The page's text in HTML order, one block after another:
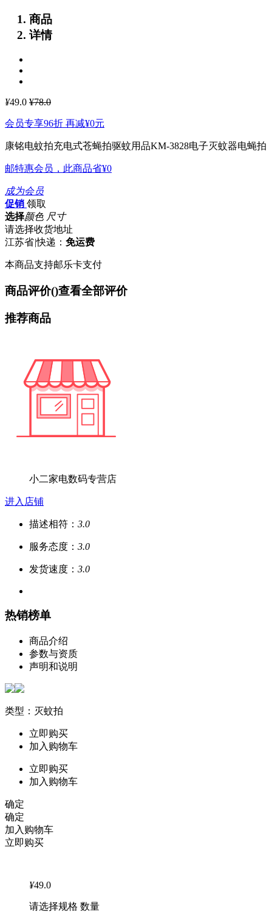
商品
详情
¥49.0 ¥78.0
会员专享96折 再减¥0元
康铭电蚊拍充电式苍蝇拍驱蚊用品KM-3828电子灭蚊器电蝇拍
邮特惠会员，此商品省¥0
成为会员
促销 领取
选择颜色 尺寸
请选择收货地址
江苏省|快递： 免运费
本商品支持邮乐卡支付
商品评价()查看全部评价
推荐商品
小二家电数码专营店
进入店铺
描述相符： 3.0
服务态度： 3.0
发货速度： 3.0
热销榜单
商品介绍
参数与资质
声明和说明
类型：灭蚊拍
立即购买
加入购物车
立即购买
加入购物车
确定
确定
加入购物车
立即购买
¥49.0
请选择规格 数量